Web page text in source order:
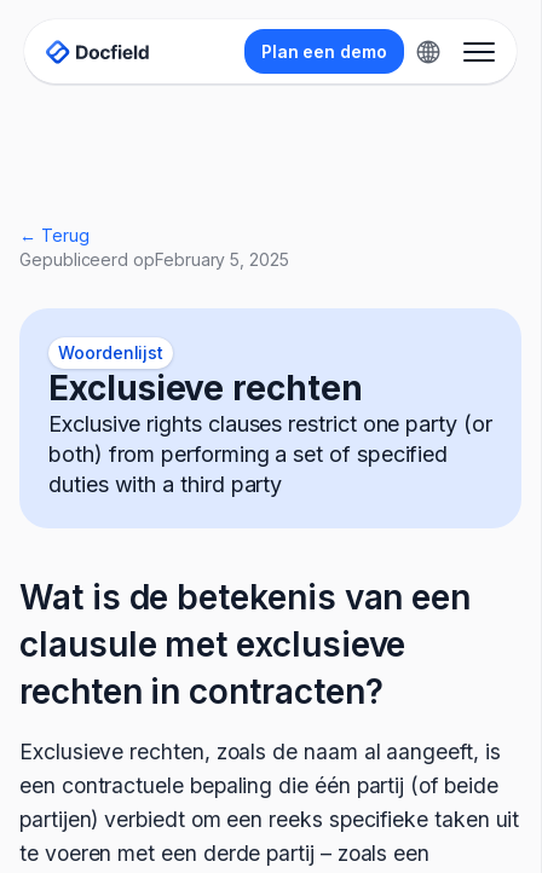
Plan een demo
← Terug
Gepubliceerd opFebruary 5, 2025
Woordenlijst
Exclusieve rechten
Exclusive rights clauses restrict one party (or
both) from performing a set of specified
duties with a third party
Wat is de betekenis van een
clausule met exclusieve
rechten in contracten?
Exclusieve rechten, zoals de naam al aangeeft, is
een contractuele bepaling die één partij (of beide
partijen) verbiedt om een reeks specifieke taken uit
te voeren met een derde partij – zoals een